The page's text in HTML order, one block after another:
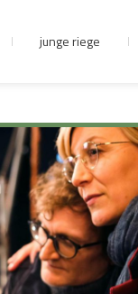
junge riege